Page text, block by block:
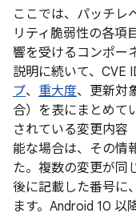
ここでは、パッチ
リティ脆弱性の各項
響を受けるコンポー
説明に続いて、CVE
プ、 重大度、更新対
合）を表にまとめて
されている変更内容
能な場合は、その情
た。複数の変更が同
後に記載した番号に
ます。Android 10 以